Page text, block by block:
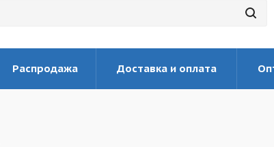
Распродажа Доставка и оплата